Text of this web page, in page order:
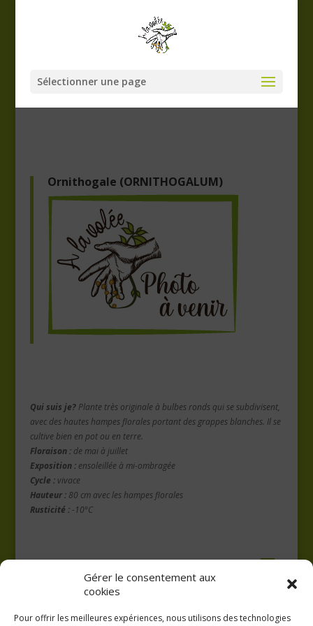
Gérer le consentement aux
cookies
Pour offrir les meilleures expériences, nous utilisons des technologies
Sélectionner une page
Ornithogale (ORNITHOGALUM)
Qui suis je?Plante très originale à bulbes ronds qui se subdivisent,
avec des hautes hampes florales portant des grappes blanches. Il se
cultive bien en pot ou en terre.
Floraison :de mai à juillet
Exposition :ensoleillée à mi-ombragée
Cycle : vivace
Hauteur : 80 cm avec les hampes florales
Rusticité : -10°C